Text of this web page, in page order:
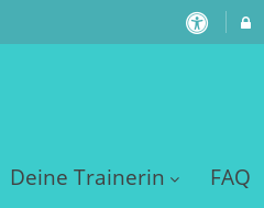
Deine Trainerin FAQ